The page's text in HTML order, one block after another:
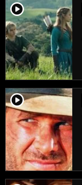
player2
player2